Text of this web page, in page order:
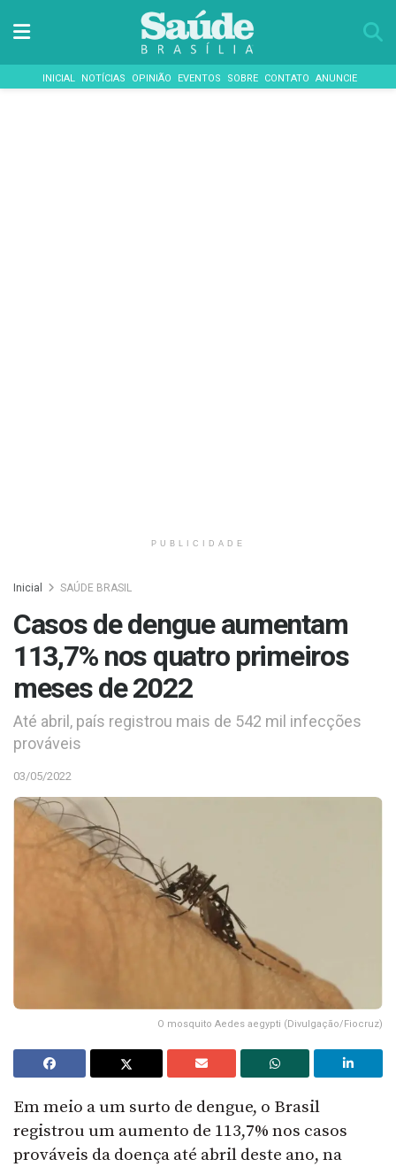
INICIAL NOTÍCIAS OPINIÃO EVENTOS SOBRE CONTATO ANUNCIE
PUBLICIDADE
Inicial SAÚDE BRASIL
Casos de dengue aumentam
113,7% nos quatro primeiros
meses de 2022
Até abril, país registrou mais de 542 mil infecções
prováveis
03/05/2022
O mosquito Aedes aegypti (Divulgação/Fiocruz)
Em meio a um surto de dengue, o Brasil
registrou um aumento de 113,7% nos casos
prováveis da doença até abril deste ano, na